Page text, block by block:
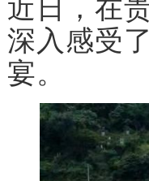
近日，在
深入感受
宴。